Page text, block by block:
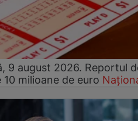
9 august 2026. Reportul
milioane de euro